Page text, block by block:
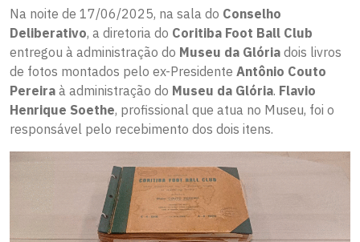
Na noite de 17/06/2025, na sala do Conselho
Deliberativo, a diretoria do Coritiba Foot Ball Club
entregou à administração do Museu da Glória dois livros
de fotos montados pelo ex-Presidente Antônio Couto
Pereira à administração do Museu da Glória. Flavio
Henrique Soethe, profissional que atua no Museu, foi o
responsável pelo recebimento dos dois itens.